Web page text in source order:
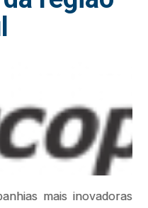
mais inovadoras